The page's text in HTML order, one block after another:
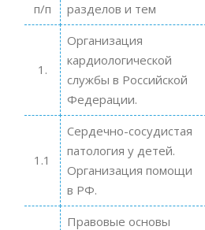
п/п
разделов и тем
1.
Организация
кардиологической
службы в Российской
Федерации.
1.1
Сердечно-сосудистая
патология у детей.
Организация помощи
в РФ.
Правовые основы